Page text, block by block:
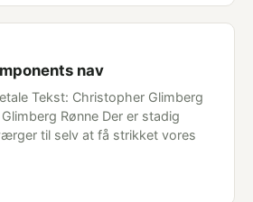
nav
Tekst: Christopher Glimberg
Rønne Der er stadig
til selv at få strikket vores